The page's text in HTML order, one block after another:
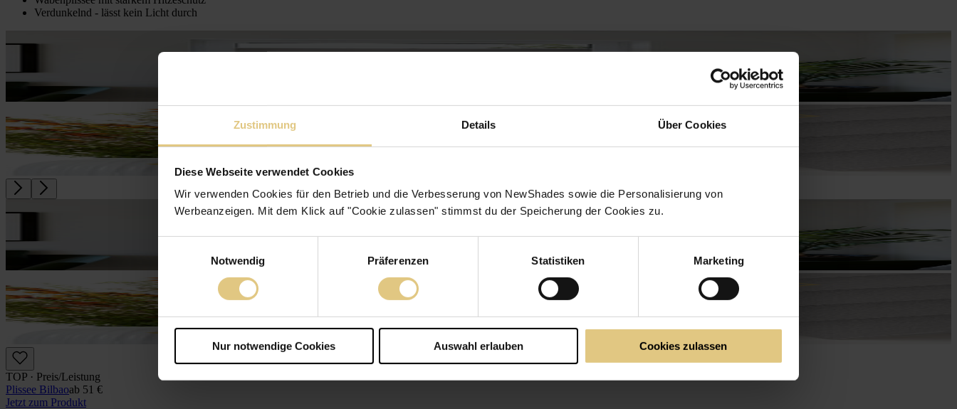
Zustimmung Details Über Cookies
Diese Webseite verwendet Cookies
Wir verwenden Cookies für den Betrieb und die Verbesserung von NewShades sowie die Personalisierung von
Werbeanzeigen. Mit dem Klick auf "Cookie zulassen" stimmst du der Speicherung der Cookies zu.
Notwendig
Präferenzen Statistiken Marketing
Nur notwendige Cookies Auswahl erlauben Cookies zulassen
Verdunkelnd - lässt kein Licht durch
TOP · Preis/Leistung
Plissee Bilbaoab 51 €
Jetzt zum Produkt